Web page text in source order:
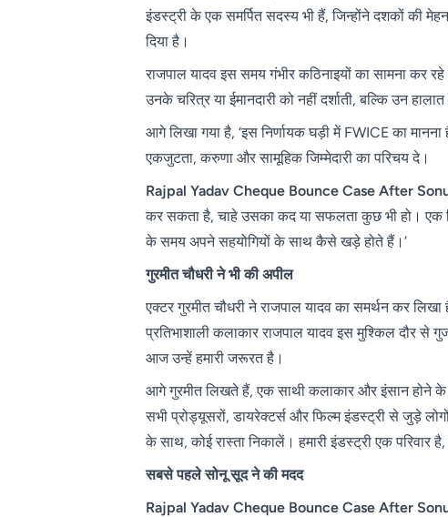
इंडस्ट्री के एक समर्पित सदस्य भी हैं, जिन्होंने दशकों की
दिया है।
राजपाल यादव इस समय गंभीर कठिनाइयों का सामना कर
उनके चरित्र या ईमानदारी को नहीं दर्शाती, बल्कि उन
आगे लिखा गया है, ‘इस निर्णायक घड़ी में FWICE का
एकजुटता, करुणा और सामूहिक जिम्मेदारी का परिचय दे।
Rajpal Yadav Cheque Bounce Case After
कर सकता है, चाहे उसका कद या सफलता कुछ भी हो। एक
के समय अपने सहयोगियों के साथ कैसे खड़े होते हैं।’
गुरमीत चौधरी ने भी की अपील
एक्टर गुरमीत चौधरी ने राजपाल यादव का समर्थन कर
प्रतिभाशाली कलाकार राजपाल यादव इस मुश्किल दौर से
आज उन्हें हमारी जरूरत है।
आगे गुरमीत लिखते हैं, एक साथी कलाकार और इंसान
सभी प्रोड्यूसरों, डायरेक्टर्स और फिल्म इंडस्ट्री से जुड़े
के साथ, कोई रास्ता निकालें। हमारी इंडस्ट्री एक परिवार
सबसे पहले सोनू सूद ने की मदद
Rajpal Yadav Cheque Bounce Case After